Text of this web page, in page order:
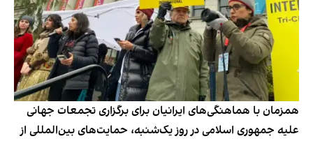
همزمان با هماهنگی‌های ایرانیان برای برگزاری تجمعات جهانی
علیه جمهوری اسلامی در روز یک‌شنبه، حمایت‌های بین‌المللی از